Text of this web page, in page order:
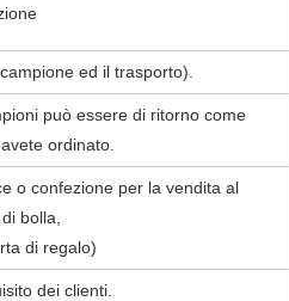
ed il trasporto).
può essere di ritorno come
ordinato.
o confezione per la vendita al
bolla,
di regalo)
dei clienti.